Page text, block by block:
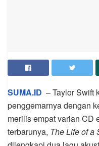
SUMA.ID – Taylor Swift
penggemarnya dengan
merilis empat varian CD
terbarunya, The Life of a